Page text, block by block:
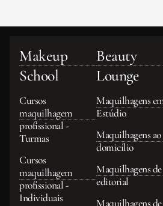
Makeup
School
Cursos
maquilhagem
profissional -
Turmas
Cursos
maquilhagem
profissional -
Individuais
Beauty
Lounge
Maquilhagens
Estúdio
Maquilhagens ao
domicílio
Maquilhagens de
editorial
Maquilhagens de